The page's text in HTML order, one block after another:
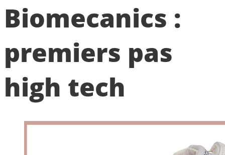
Biomecanics :
premiers pas
high tech